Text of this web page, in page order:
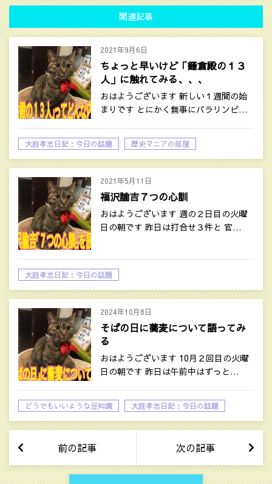
関連記事
2021年9月6日
ちょっと早いけど「鎌倉殿の１３
人」に触れてみる、、、
おはようございます 新しい１週間の始
まりです とにかく無事にパラリンピ…
大庭孝志日記：今日の話題 歴史マニアの部屋
2021年5月11日
福沢諭吉７つの心訓
おはようございます 週の２日目の火曜
日の朝です 昨日は打合せ３件と 官…
大庭孝志日記：今日の話題
2024年10月8日
そばの日に蕎麦について語ってみ
る
おはようございます 10月２回目の火曜
日の朝です 昨日は午前中はずっと…
どうでもいいような豆知識 大庭孝志日記：今日の話題
前の記事 次の記事